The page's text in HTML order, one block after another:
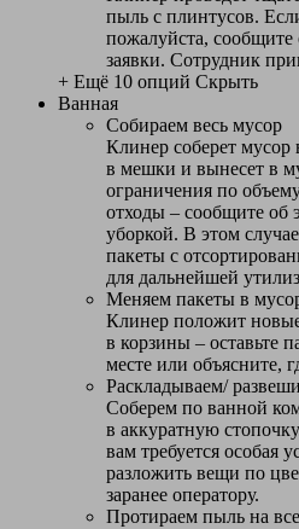
пыль с плинтусов.
пожалуйста,
заявки. Сотрудник
+ Ещё 10 опций Скрыть
Ванная
Собираем весь мусор
Клинер соберет
в мешки и вынесет в
ограничения по
отходы – сообщите об
уборкой. В этом
пакеты с
для дальнейшей
Меняем пакеты в
Клинер положит
в корзины – оставьте
месте или объясните,
Раскладываем/
Соберем по ванной
в аккуратную
вам требуется особая
разложить вещи по
заранее оператору.
Протираем пыль на